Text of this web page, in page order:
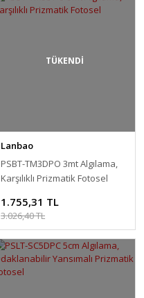
TÜKENDİ
Lanbao
PSBT-TM3DPO 3mt Algılama,
Karşılıklı Prizmatik Fotosel
1.755,31 TL
3.026,40 TL